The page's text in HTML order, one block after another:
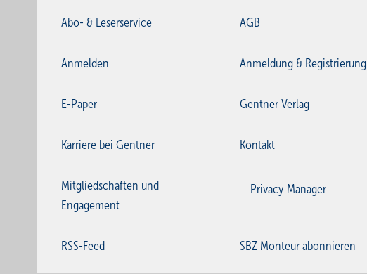
Abo- & Leserservice AGB
Anmelden Anmeldung & Registrierung
E-Paper Gentner Verlag
Karriere bei Gentner Kontakt
Mitgliedschaften und
Engagement
Privacy Manager
RSS-Feed SBZ Monteur abonnieren